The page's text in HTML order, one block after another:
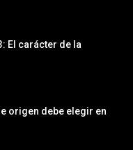
El carácter de la
origen debe elegir en